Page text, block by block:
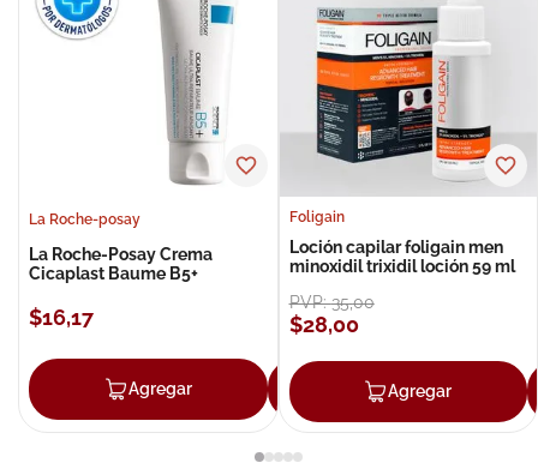
La Roche-posay
La Roche-Posay Crema
Cicaplast Baume B5+
$16,17
Agregar Agregar
Foligain
Loción capilar foligain men
minoxidil trixidil loción 59 ml
PVP:35,00
$28,00
Agregar